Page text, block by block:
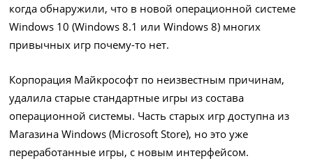
когда обнаружили, что в новой операционной системе
Windows 10 (Windows 8.1 или Windows 8) многих
привычных игр почему-то нет.
Корпорация Майкрософт по неизвестным причинам,
удалила старые стандартные игры из состава
операционной системы. Часть старых игр доступна из
Магазина Windows (Microsoft Store), но это уже
переработанные игры, с новым интерфейсом.